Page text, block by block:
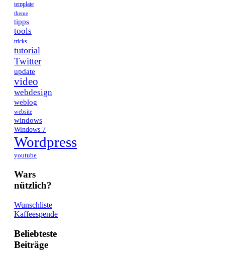
template
theme
tipps
tools
tricks
tutorial
Twitter
update
video
webdesign
weblog
website
windows
Windows 7
Wordpress
youtube
Wars
nützlich?
Wunschliste
Kaffeespende
Beliebteste
Beiträge